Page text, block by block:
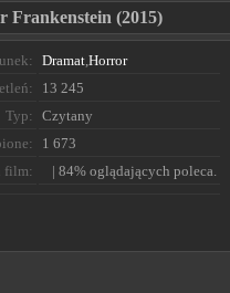
Frankenstein (2015)
Dramat,Horror
13 245
Typ:
Czytany
1 673
film:
| 84% oglądających poleca.